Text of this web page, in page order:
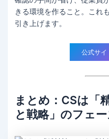
きる環境を作ること。これ
引き上げます。
公式サイ
まとめ：CSは「
と戦略」のフェ